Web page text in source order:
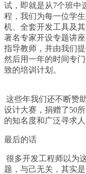
试，即就是从7个班中
程，我们为每一位学
机、全套开发工具及
著名专家开设专题讲
指导教师，并由我们
然后用一年的时间专
致的培训计划。
这些年我们还不断赞
设计大赛，捐赠了50
的知名度和广泛寻求人
最后的话
很多开发工程师以为
题，与己无关，其实